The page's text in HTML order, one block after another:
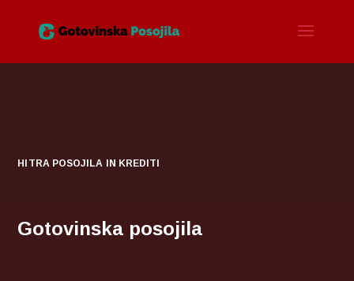
HITRA POSOJILA IN KREDITI
Gotovinska posojila